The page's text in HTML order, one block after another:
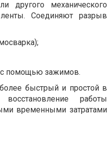
другого механического
Соединяют разрыв
с помощью зажимов.
быстрый и простой в
восстановление работы
временными затратами